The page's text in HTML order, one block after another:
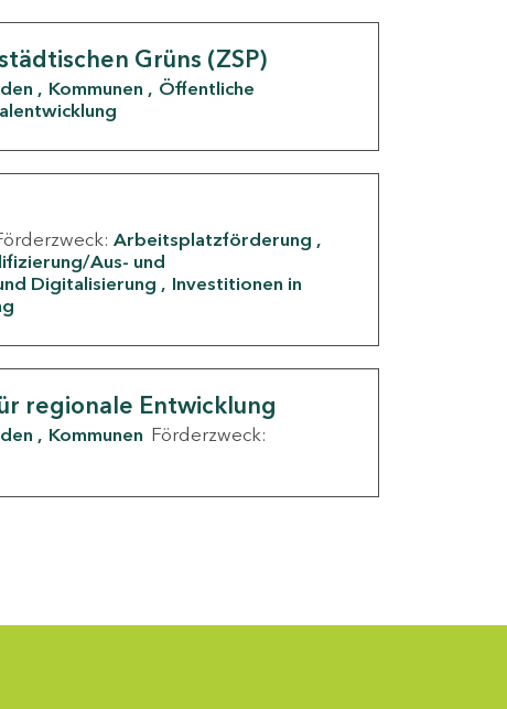
Grüns (ZSP)
Kommunen
Öffentliche
Arbeitsplatzförderung
Aus- und
Digitalisierung
Investitionen in
regionale Entwicklung
Kommunen Förderzweck: